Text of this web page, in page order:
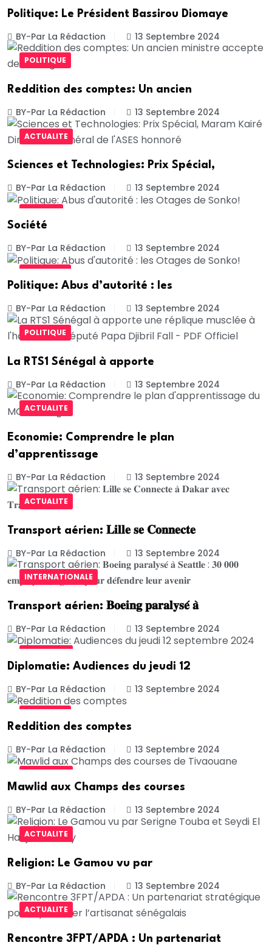
Politique: Le Président Bassirou Diomaye
BY-Par La Rédaction 13 Septembre 2024
POLITIQUE
Reddition des comptes: Un ancien
BY-Par La Rédaction 13 Septembre 2024
ACTUALITE
Sciences et Technologies: Prix Spécial,
BY-Par La Rédaction 13 Septembre 2024
SOCIETE
Société
BY-Par La Rédaction 13 Septembre 2024
POLITIQUE
Politique: Abus d’autorité : les
BY-Par La Rédaction 13 Septembre 2024
POLITIQUE
La RTS1 Sénégal à apporte
BY-Par La Rédaction 13 Septembre 2024
ACTUALITE
Economie: Comprendre le plan
d’apprentissage
BY-Par La Rédaction 13 Septembre 2024
ACTUALITE
Transport aérien: 𝐋𝐢𝐥𝐥𝐞 𝐬𝐞 𝐂𝐨𝐧𝐧𝐞𝐜𝐭𝐞
BY-Par La Rédaction 13 Septembre 2024
INTERNATIONALE
Transport aérien: 𝐁𝐨𝐞𝐢𝐧𝐠 𝐩𝐚𝐫𝐚𝐥𝐲𝐬𝐞́ 𝐚̀
BY-Par La Rédaction 13 Septembre 2024
Diplomatie: Audiences du jeudi 12
BY-Par La Rédaction 13 Septembre 2024
Reddition des comptes
BY-Par La Rédaction 13 Septembre 2024
Mawlid aux Champs des courses
BY-Par La Rédaction 13 Septembre 2024
ACTUALITE
Religion: Le Gamou vu par
BY-Par La Rédaction 13 Septembre 2024
ACTUALITE
Rencontre 3FPT/APDA : Un partenariat